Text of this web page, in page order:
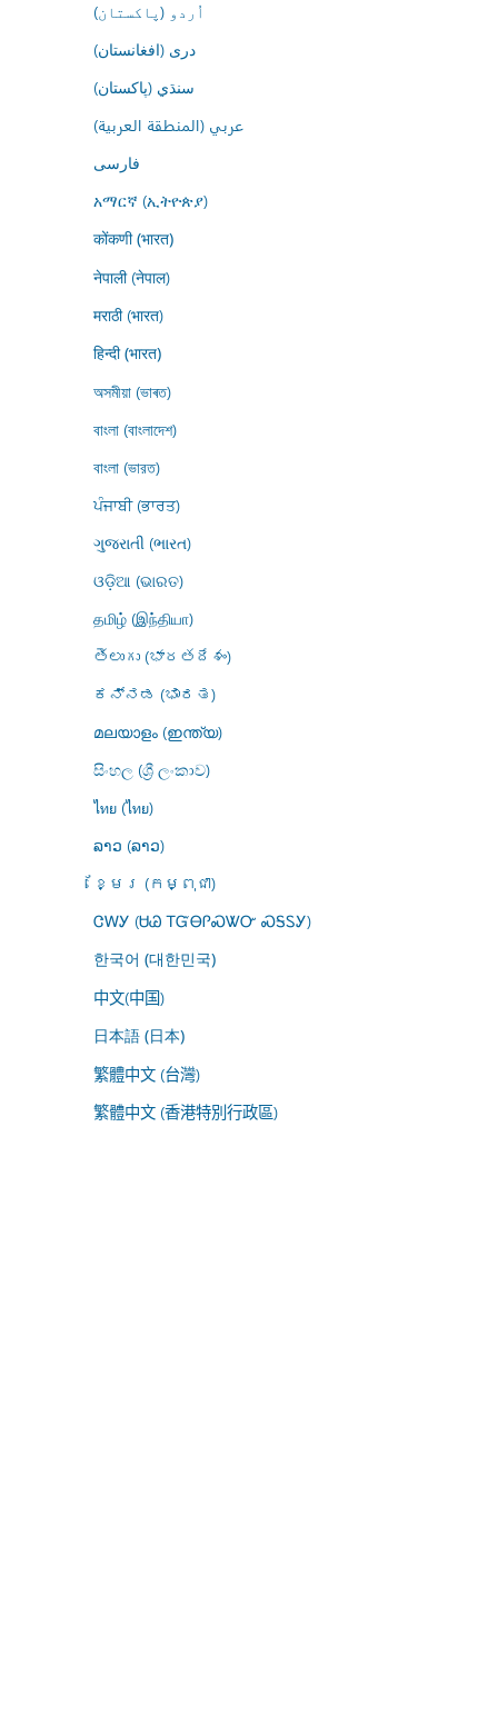
اُردو (پاکستان)
درى (افغانستان)
سنڌي (پاکستان)
عربي (المنطقة العربية)
فارسى
አማርኛ (ኢትዮጵያ)
कोंकणी (भारत)
नेपाली (नेपाल)
मराठी (भारत)
हिन्दी (भारत)
অসমীয়া (ভাৰত)
বাংলা (বাংলাদেশ)
বাংলা (ভারত)
ਪੰਜਾਬੀ (ਭਾਰਤ)
ગુજરાતી (ભારત)
ଓଡ଼ିଆ (ଭାରତ)
தமிழ் (இந்தியா)
తెలుగు (భారతదేశం)
ಕನ್ನಡ (ಭಾರತ)
മലയാളം (ഇന്ത്യ)
සිංහල (ශ්‍රී ලංකාව)
ไทย (ไทย)
ລາວ (ລາວ)
ខ្មែរ (កម្ពុជា)
ᏣᎳᎩ (ᏌᏊ ᎢᏳᎾᎵᏍᏔᏅ ᏍᎦᏚᎩ)
한국어 (대한민국)
中文(中国)
日本語 (日本)
繁體中文 (台灣)
繁體中文 (香港特別行政區)